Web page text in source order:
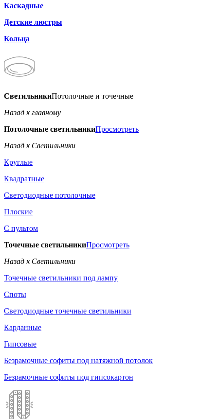
Каскадные
Детские люстры
Кольца
СветильникиПотолочные и точечные
Назад к главному
Потолочные светильникиПросмотреть
Назад к Светильники
Круглые
Квадратные
Светодиодные потолочные
Плоские
С пультом
Точечные светильникиПросмотреть
Назад к Светильники
Точечные светильники под лампу
Споты
Светодиодные точечные светильники
Карданные
Гипсовые
Безрамочные софиты под натяжной потолок
Безрамочные софиты под гипсокартон